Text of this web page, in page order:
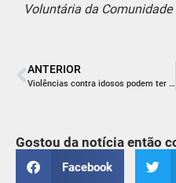
Voluntária da
ANTERIOR
Violências contra idosos podem ter diferentes facetas
Gostou da notícia então
Facebook